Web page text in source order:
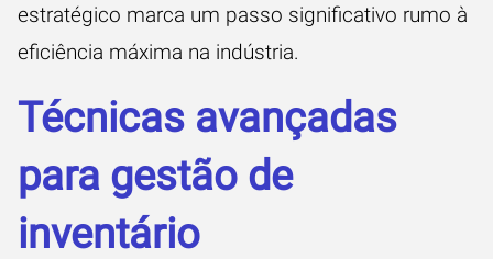
estratégico marca um passo significativo rumo à
eficiência máxima na indústria.
Técnicas avançadas
para gestão de
inventário